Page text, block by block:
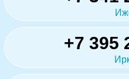
+7 395